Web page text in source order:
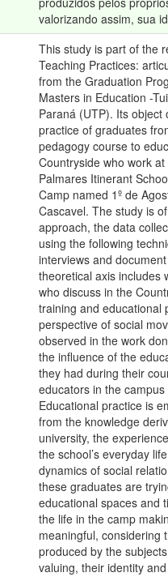
valorizando assim, sua
This study is part of the
Teaching Practices:
from the Graduation
Masters in Education -
Paraná (UTP). Its object
practice of graduates
pedagogy course to
Countryside who work
Palmares Itinerant
Camp named 1º de
Cascavel. The study is
approach, the data
using the following
interviews and
theoretical axis includes
who discuss in the
training and educational
perspective of social
observed in the work
the influence of the
they had during their
educators in the
Educational practice is
from the knowledge
university, the
the school’s everyday
dynamics of social
these graduates are
educational spaces and
the life in the camp
meaningful, considering
produced by the
valuing, their identity